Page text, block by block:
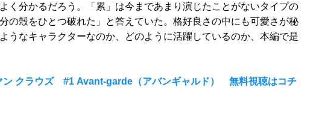
く分かるだろう。「累」は今まであまり演じたことがないタイプの
の殻をひとつ破れた」と答えていた。格好良さの中にも可愛さが秘
うなキャラクターなのか、どのように活躍しているのか、本編で是
クラウズ #1 Avant-garde（アバンギャルド） 無料視聴はコチ